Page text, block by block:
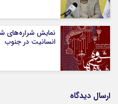
نمایش شراره‌های
انسانیت در جنوب
ارسال دیدگاه